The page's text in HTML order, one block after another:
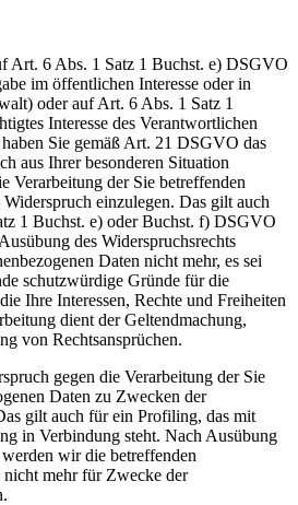
Art. 6 Abs. 1 Satz 1 Buchst. e) DSGVO
im öffentlichen Interesse oder in
oder auf Art. 6 Abs. 1 Satz 1
Interesse des Verantwortlichen
Sie gemäß Art. 21 DSGVO das
aus Ihrer besonderen Situation
Verarbeitung der Sie betreffenden
einzulegen. Das gilt auch
1 Buchst. e) oder Buchst. f) DSGVO
des Widerspruchsrechts
Daten nicht mehr, es sei
schutzwürdige Gründe für die
Ihre Interessen, Rechte und Freiheiten
dient der Geltendmachung,
von Rechtsansprüchen.
gegen die Verarbeitung der Sie
Daten zu Zwecken der
gilt auch für ein Profiling, das mit
in Verbindung steht. Nach Ausübung
wir die betreffenden
nicht mehr für Zwecke der